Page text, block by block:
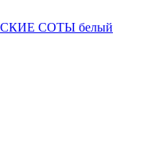
СОТЫ белый